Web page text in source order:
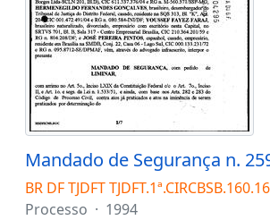
Mandado de Segurança n.
BR DF TJDFT
Processo · 1994